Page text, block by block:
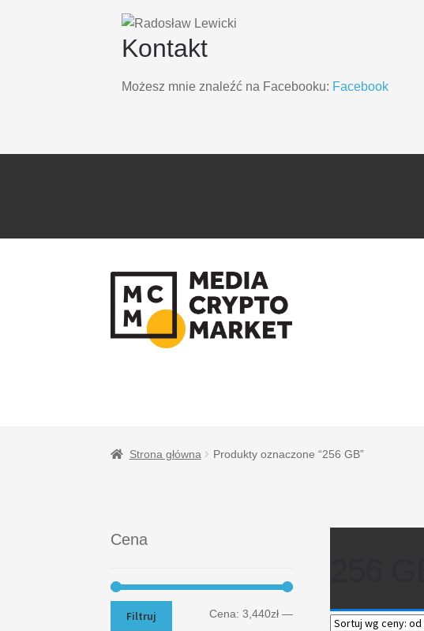
Kontakt
Możesz mnie znaleźć na Facebooku: Facebook
PRZEJDŹ
DO
NAWIGACJI
PRZEJDŹ
DO
TREŚCI
Strona główna Produkty oznaczone “256 GB”
Cena
Filtruj Cena:3,440zł —